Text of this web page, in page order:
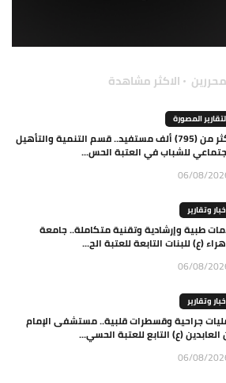
الاكثر مشاهدة
المصورة
بأكثر من (795) ألف مستفيد.. قسم التنمية والتأهيل
للشباب في العتبة الحس...
06/08/
وتقارير
طبية وإرشادية وتقنية متكاملة.. جامعة
(ع) للبنات التابعة للعتبة الح...
06/08/
وتقارير
جراحية وقسطرات قلبية.. مستشفى الإمام
العابدين (ع) التابع للعتبة الحسي...
06/08/